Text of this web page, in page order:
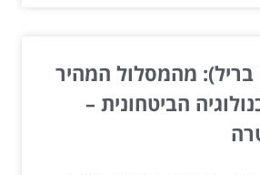
בריל): מהמסלול המהיר
הביטחונית –